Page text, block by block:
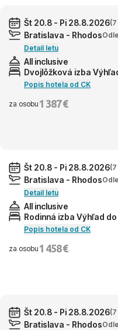
Št 20.8 - Pi 28.8.2026
Bratislava - Rhodos
Detail letu
All inclusive
Dvojlôžková izba
Popis hotela od CK
za osobu 1 387 €
Št 20.8 - Pi 28.8.2026
Bratislava - Rhodos
Detail letu
All inclusive
Rodinná izba Výhľad
Popis hotela od CK
za osobu 1 458 €
Št 20.8 - Pi 28.8.2026
Bratislava - Rhodos